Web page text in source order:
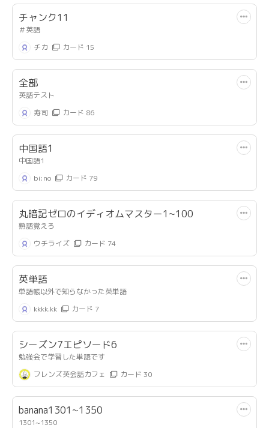
チャンク11
＃英語
チカ
カード 15
全部
英語テスト
寿司
カード 86
中国語1
中国語1
bi:no
カード 79
丸暗記ゼロのイディオムマスター1~100
熟語覚えろ
ウチライズ
カード 74
英単語
単語帳以外で知らなかった英単語
kkkk.kk
カード 7
シーズン7エピソード6
勉強会で学習した単語です
フレンズ英会話カフェ
カード 30
banana1301~1350
1301~1350